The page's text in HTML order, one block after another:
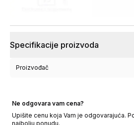
Specifikacije proizvoda
Proizvođač
Ne odgovara vam cena?
Upišite cenu koja Vam je odgovarajuća.
najbolju ponudu.